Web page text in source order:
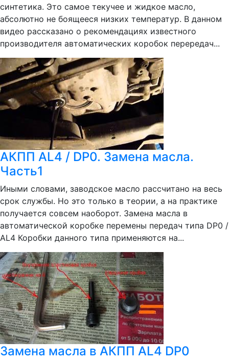
синтетика. Это самое текучее и жидкое масло,
абсолютно не боящееся низких температур. В данном
видео рассказано о рекомендациях известного
производителя автоматических коробок перередач...
АКПП AL4 / DP0. Замена масла.
Часть1
Иными словами, заводское масло рассчитано на весь
срок службы. Но это только в теории, а на практике
получается совсем наоборот. Замена масла в
автоматической коробке перемены передач типа DP0 /
AL4 Коробки данного типа применяются на...
Замена масла в АКПП AL4 DP0